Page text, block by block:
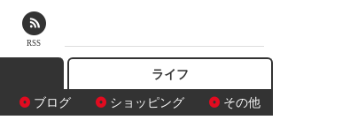
ブログ ショッピング その他
ライフ
RSS